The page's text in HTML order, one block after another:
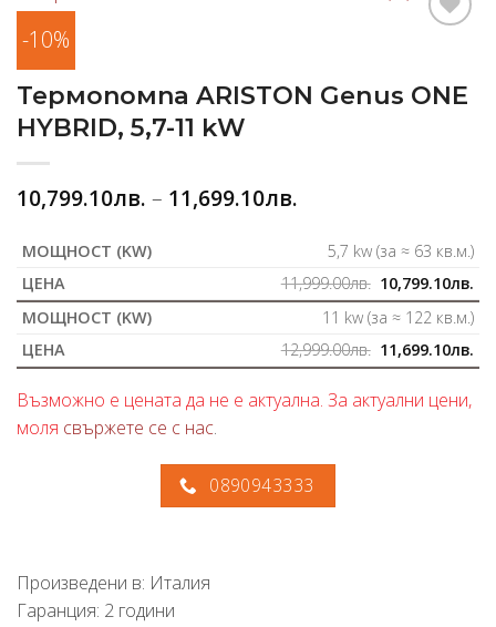
-10%
любими
Термопомпа ARISTON Genus ONE
HYBRID, 5,7-11 kW
10,799.10лв. – 11,699.10лв.
5,7 kw (за ≈ 63 кв.м.)
11,999.00лв. 10,799.10лв.
11 kw (за ≈ 122 кв.м.)
12,999.00лв. 11,699.10лв.
Възможно е цената да не е актуална. За актуални цени,
моля свържете се с нас.
0890943333
Произведени в: Италия
Гаранция: 2 години